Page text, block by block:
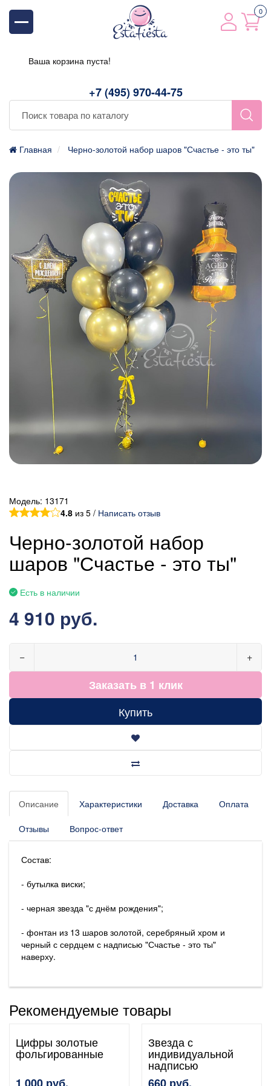
+7 (495) 970-44-75
0
Ваша корзина пуста!
Главная Черно-золотой набор шаров "Счастье - это ты"
Модель: 13171
4.8 из 5 / Написать отзыв
Черно-золотой набор
шаров "Счастье - это ты"
Есть в наличии
4 910 руб.
− +
Заказать в 1 клик
Купить
Описание Характеристики Доставка Оплата
Отзывы Вопрос-ответ
Состав:
- бутылка виски;
- черная звезда "с днём рождения";
- фонтан из 13 шаров золотой, серебряный хром и
черный с сердцем с надписью "Счастье - это ты"
наверху.
Рекомендуемые товары
Цифры золотые
фольгированные
1 000 руб.
Звезда с
индивидуальной
надписью
660 руб.